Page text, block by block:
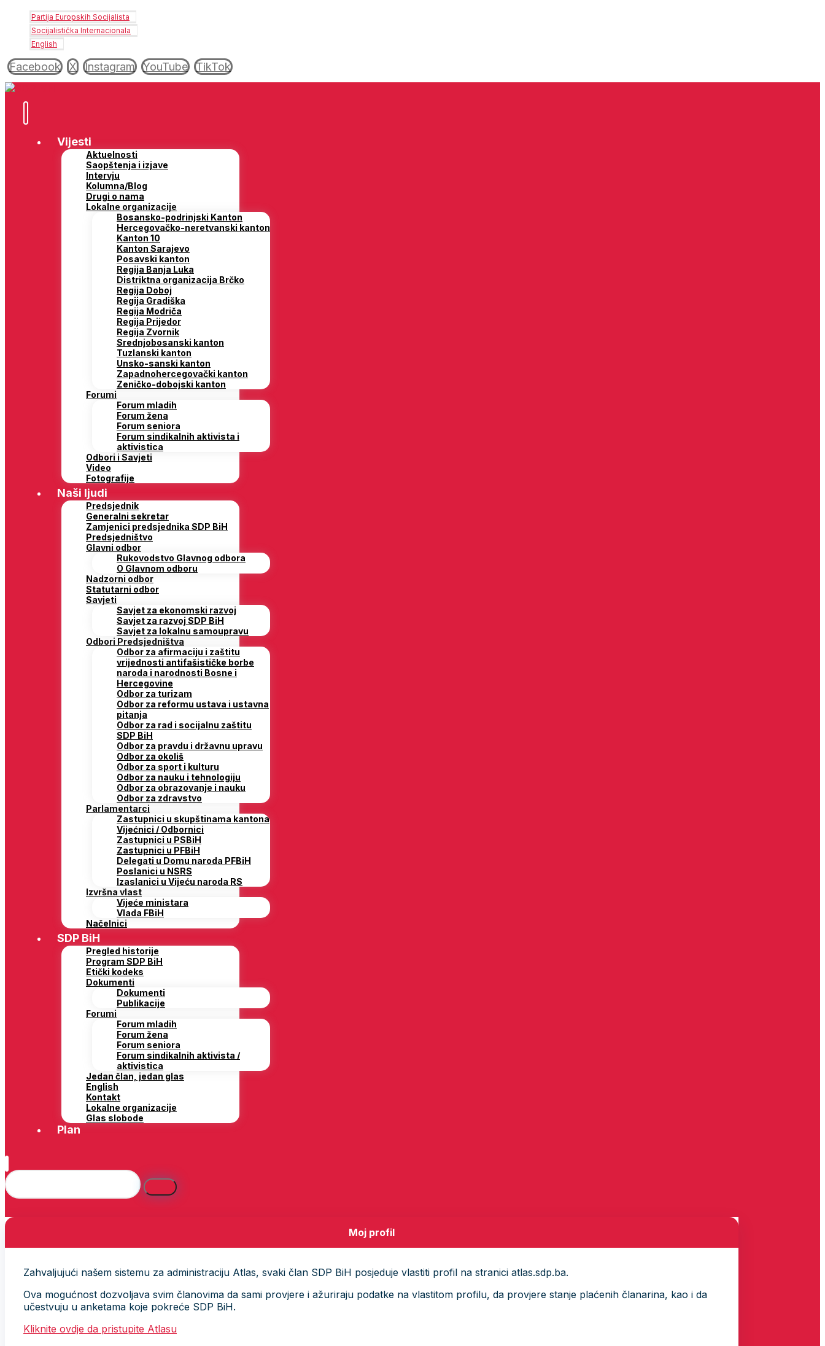
Partija Europskih Socijalista
Socijalistička Internacionala
English
Facebook X Instagram YouTube TikTok
Vijesti
Aktuelnosti
Saopštenja i izjave
Intervju
Kolumna/Blog
Drugi o nama
Lokalne organizacije
Bosansko-podrinjski Kanton
Hercegovačko-neretvanski kanton
Kanton 10
Kanton Sarajevo
Posavski kanton
Regija Banja Luka
Distriktna organizacija Brčko
Regija Doboj
Regija Gradiška
Regija Modriča
Regija Prijedor
Regija Zvornik
Srednjobosanski kanton
Tuzlanski kanton
Unsko-sanski kanton
Zapadnohercegovački kanton
Zeničko-dobojski kanton
Forumi
Forum mladih
Forum žena
Forum seniora
Forum sindikalnih aktivista i
aktivistica
Odbori i Savjeti
Video
Fotografije
Naši ljudi
Predsjednik
Generalni sekretar
Zamjenici predsjednika SDP BiH
Predsjedništvo
Glavni odbor
Rukovodstvo Glavnog odbora
O Glavnom odboru
Nadzorni odbor
Statutarni odbor
Savjeti
Savjet za ekonomski razvoj
Savjet za razvoj SDP BiH
Savjet za lokalnu samoupravu
Odbori Predsjedništva
Odbor za afirmaciju i zaštitu
vrijednosti antifašističke borbe
naroda i narodnosti Bosne i
Hercegovine
Odbor za turizam
Odbor za reformu ustava i ustavna
pitanja
Odbor za rad i socijalnu zaštitu
SDP BiH
Odbor za pravdu i državnu upravu
Odbor za okoliš
Odbor za sport i kulturu
Odbor za nauku i tehnologiju
Odbor za obrazovanje i nauku
Odbor za zdravstvo
Parlamentarci
Zastupnici u skupštinama kantona
Vijećnici / Odbornici
Zastupnici u PSBiH
Zastupnici u PFBiH
Delegati u Domu naroda PFBiH
Poslanici u NSRS
Izaslanici u Vijeću naroda RS
Izvršna vlast
Vijeće ministara
Vlada FBiH
Načelnici
SDP BiH
Pregled historije
Program SDP BiH
Etički kodeks
Dokumenti
Dokumenti
Publikacije
Forumi
Forum mladih
Forum žena
Forum seniora
Forum sindikalnih aktivista /
aktivistica
Jedan član, jedan glas
English
Kontakt
Lokalne organizacije
Glas slobode
Plan
Moj profil
Zahvaljujući našem sistemu za administraciju Atlas, svaki član SDP BiH posjeduje vlastiti profil na stranici atlas.sdp.ba.
Ova mogućnost dozvoljava svim članovima da sami provjere i ažuriraju podatke na vlastitom profilu, da provjere stanje plaćenih članarina, kao i da
učestvuju u anketama koje pokreće SDP BiH.
Kliknite ovdje da pristupite Atlasu